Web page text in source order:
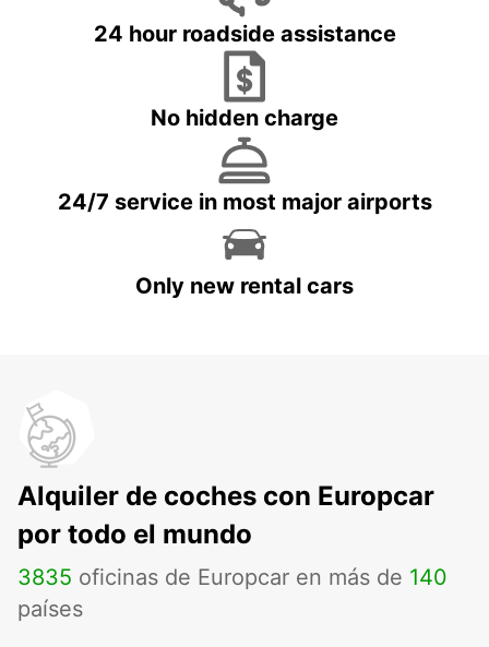
24 hour roadside assistance
No hidden charge
24/7 service in most major airports
Only new rental cars
Alquiler de coches con Europcar
por todo el mundo
3835 oficinas de Europcar en más de 140
países